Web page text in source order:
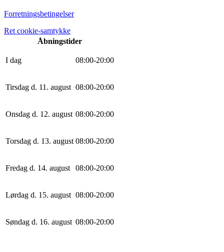
Forretningsbetingelser
Ret cookie-samtykke
Åbningstider
I dag 08:00-20:00
Tirsdag d. 11. august 08:00-20:00
Onsdag d. 12. august 08:00-20:00
Torsdag d. 13. august 08:00-20:00
Fredag d. 14. august 08:00-20:00
Lørdag d. 15. august 08:00-20:00
Søndag d. 16. august 08:00-20:00